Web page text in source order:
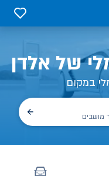
0
של אלדן
במקום
מושבים
לדעת | אלדן